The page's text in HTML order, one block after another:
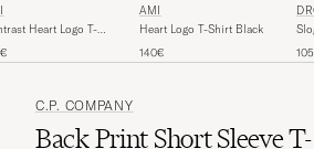
Heart Logo T-
AMI
Heart Logo T-Shirt Black
140€
C.P. COMPANY
Back Print Short Sleeve